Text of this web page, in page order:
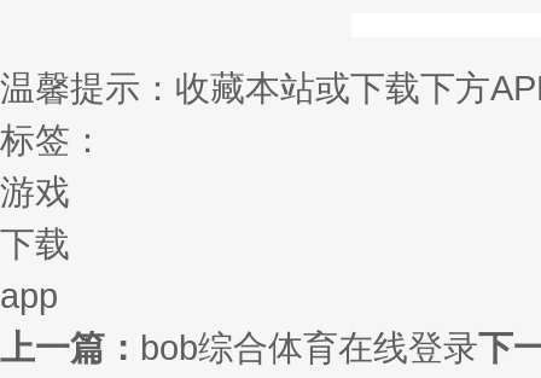
温馨提示：收藏本站或下载下方
标签：
游戏
下载
app
上一篇： bob综合体育在线登录下